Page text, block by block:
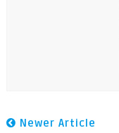
Newer Article